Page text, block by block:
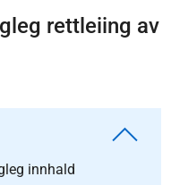
rettleiing av
innhald